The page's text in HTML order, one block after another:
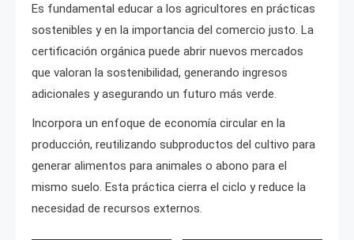
Es fundamental educar a los agricultores en prácticas
sostenibles y en la importancia del comercio justo. La
certificación orgánica puede abrir nuevos mercados
que valoran la sostenibilidad, generando ingresos
adicionales y asegurando un futuro más verde.
Incorpora un enfoque de economía circular en la
producción, reutilizando subproductos del cultivo para
generar alimentos para animales o abono para el
mismo suelo. Esta práctica cierra el ciclo y reduce la
necesidad de recursos externos.